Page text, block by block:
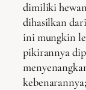
dimiliki
dihasilkan
ini mungkin
pikirannya